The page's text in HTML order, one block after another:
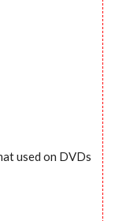
used on DVDs